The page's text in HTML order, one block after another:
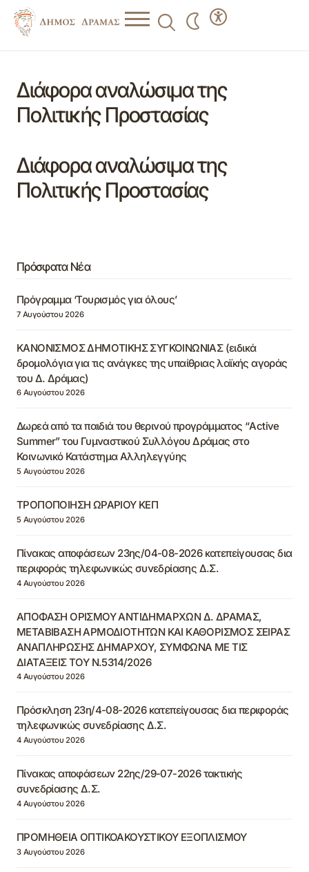
Διάφορα αναλώσιμα της
Πολιτικής Προστασίας
Διάφορα αναλώσιμα της
Πολιτικής Προστασίας
Πρόσφατα Νέα
Πρόγραμμα ‘Τουρισμός για όλους’
7 Αυγούστου 2026
ΚΑΝΟΝΙΣΜΟΣ ΔΗΜΟΤΙΚΗΣ ΣΥΓΚΟΙΝΩΝΙΑΣ (ειδικά
δρομολόγια για τις ανάγκες της υπαίθριας λαϊκής αγοράς
του Δ. Δράμας)
6 Αυγούστου 2026
Δωρεά από τα παιδιά του θερινού προγράμματος “Active
Summer” του Γυμναστικού Συλλόγου Δράμας στο
Κοινωνικό Κατάστημα Αλληλεγγύης
5 Αυγούστου 2026
ΤΡΟΠΟΠΟΙΗΣΗ ΩΡΑΡΙΟΥ ΚΕΠ
5 Αυγούστου 2026
Πίνακας αποφάσεων 23ης/04-08-2026 κατεπείγουσας δια
περιφοράς τηλεφωνικώς συνεδρίασης Δ.Σ.
4 Αυγούστου 2026
ΑΠΟΦΑΣΗ ΟΡΙΣΜΟΥ ΑΝΤΙΔΗΜΑΡΧΩΝ Δ. ΔΡΑΜΑΣ,
ΜΕΤΑΒΙΒΑΣΗ ΑΡΜΟΔΙΟΤΗΤΩΝ ΚΑΙ ΚΑΘΟΡΙΣΜΟΣ ΣΕΙΡΑΣ
ΑΝΑΠΛΗΡΩΣΗΣ ΔΗΜΑΡΧΟΥ, ΣΥΜΦΩΝΑ ΜΕ ΤΙΣ
ΔΙΑΤΑΞΕΙΣ ΤΟΥ Ν.5314/2026
4 Αυγούστου 2026
Πρόσκληση 23η/4-08-2026 κατεπείγουσας δια περιφοράς
τηλεφωνικώς συνεδρίασης Δ.Σ.
4 Αυγούστου 2026
Πίνακας αποφάσεων 22ης/29-07-2026 τακτικής
συνεδρίασης Δ.Σ.
4 Αυγούστου 2026
ΠΡΟΜΗΘΕΙΑ ΟΠΤΙΚΟΑΚΟΥΣΤΙΚΟΥ ΕΞΟΠΛΙΣΜΟΥ
3 Αυγούστου 2026